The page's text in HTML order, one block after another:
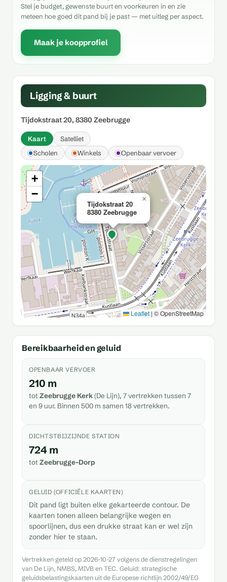
Stel je budget, gewenste buurt en voorkeuren in en zie
meteen hoe goed dit pand bij je past — met uitleg per aspect.
Maak je koopprofiel
Ligging & buurt
Tijdokstraat 20, 8380 Zeebrugge
Kaart
Satelliet
Scholen
Winkels Openbaar vervoer
Tijdokstraat 20
8380 Zeebrugge
×
+
−
Leaflet | © OpenStreetMap
Bereikbaarheid en geluid
OPENBAAR VERVOER
210 m
tot Zeebrugge Kerk(De Lijn), 7 vertrekken tussen 7
en 9 uur. Binnen 500 m samen 18 vertrekken.
DICHTSTBIJZIJNDE STATION
724 m
tot Zeebrugge-Dorp
GELUID (OFFICIËLE KAARTEN)
Dit pand ligt buiten elke gekarteerde contour. De
kaarten tonen alleen belangrijke wegen en
spoorlijnen, dus een drukke straat kan er wel zijn
zonder hier te staan.
Vertrekken geteld op 2026-10-27 volgens de dienstregelingen
van De Lijn, NMBS, MIVB en TEC. Geluid: strategische
geluidsbelastingskaarten uit de Europese richtlijn 2002/49/EG